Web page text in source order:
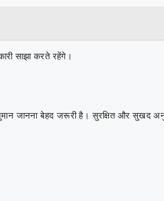
साझा करते रहेंगे।
जानना बेहद जरूरी है। सुरक्षित और